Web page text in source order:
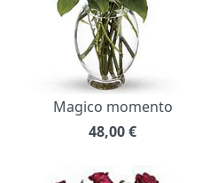
Magico momento
48,00€